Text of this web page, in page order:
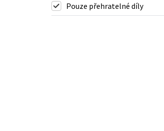
Pouze přehratelné díly